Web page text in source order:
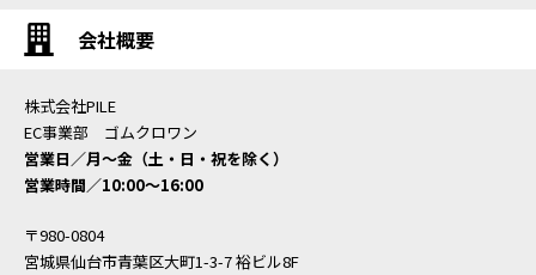
会社概要
株式会社PILE
EC事業部 ゴムクロワン
営業日／月〜金（土・日・祝を除く）
営業時間／10:00〜16:00
〒980-0804
宮城県仙台市青葉区大町1-3-7 裕ビル8F